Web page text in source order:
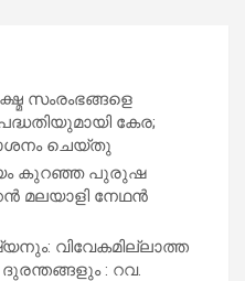
സംരംഭങ്ങളെ
പദ്ധതിയുമായി കേര;
ചെയ്തു
കുറഞ്ഞ പുരുഷ
മലയാളി നേഥൻ
വിവേകമില്ലാത്ത
: റവ.